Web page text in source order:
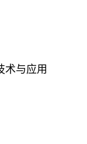
术与应用